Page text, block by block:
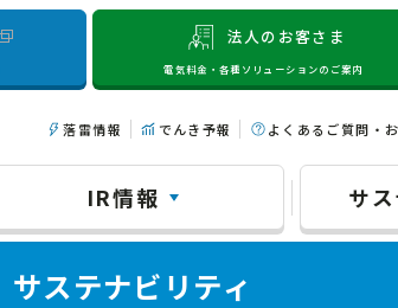
法人のお客さま
電気料金・各種ソリューションのご案内
落雷情報 でんき予報 よくあるご質問・
IR情報 サ
サステナビリティ